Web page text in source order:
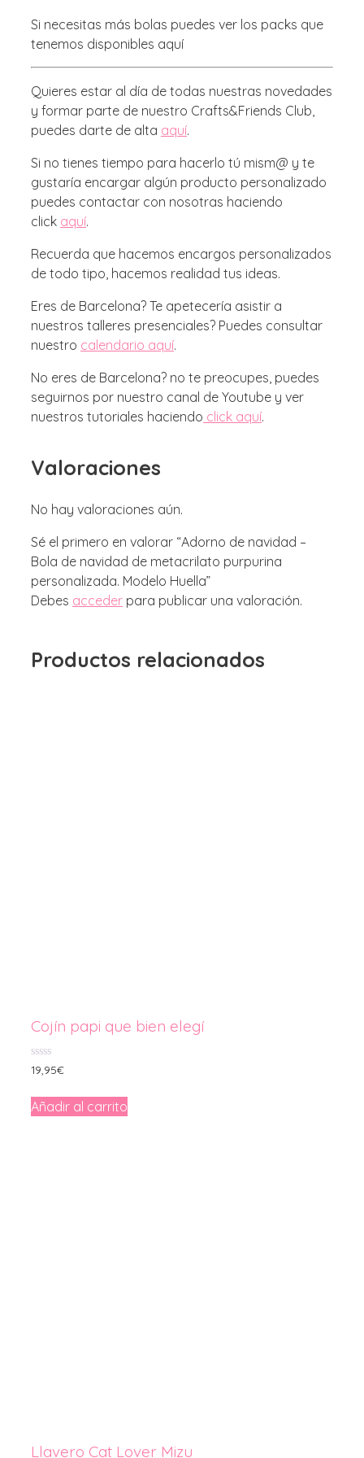
Si necesitas más bolas puedes ver los packs que
tenemos disponibles aquí
Quieres estar al día de todas nuestras novedades
y formar parte de nuestro Crafts&Friends Club,
puedes darte de alta aquí.
Si no tienes tiempo para hacerlo tú mism@ y te
gustaría encargar algún producto personalizado
puedes contactar con nosotras haciendo
click aquí.
Recuerda que hacemos encargos personalizados
de todo tipo, hacemos realidad tus ideas.
Eres de Barcelona? Te apetecería asistir a
nuestros talleres presenciales? Puedes consultar
nuestro calendario aquí.
No eres de Barcelona? no te preocupes, puedes
seguirnos por nuestro canal de Youtube y ver
nuestros tutoriales haciendo click aquí.
Valoraciones
No hay valoraciones aún.
Sé el primero en valorar “Adorno de navidad –
Bola de navidad de metacrilato purpurina
personalizada. Modelo Huella”
Debes acceder para publicar una valoración.
Productos relacionados
Cojín papi que bien elegí
0
de
19,95€
Añadir al carrito
Llavero Cat Lover Mizu